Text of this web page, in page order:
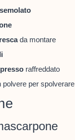
da montare
raffreddato
polvere per spolverare